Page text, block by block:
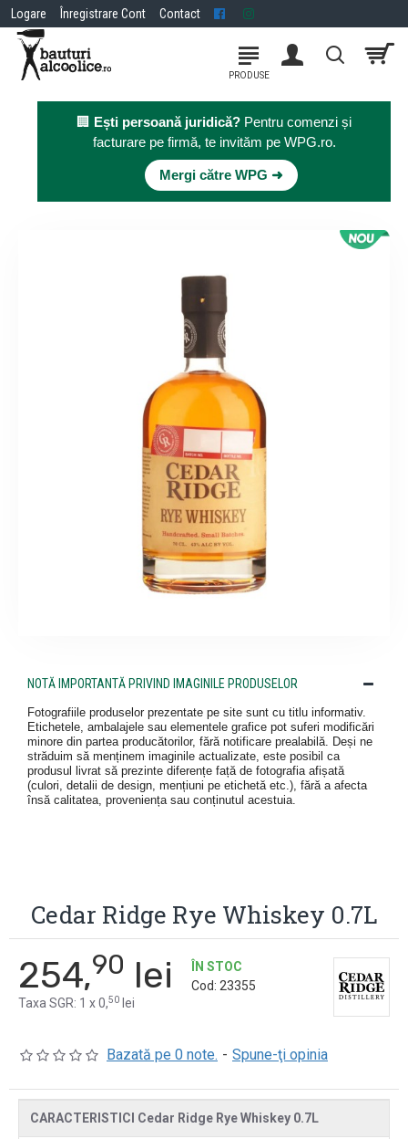
Logare Înregistrare Cont Contact
🏢 Ești persoană juridică? Pentru comenzi și
facturare pe firmă, te invităm pe WPG.ro.
Mergi către WPG ➜
NOTĂ IMPORTANTĂ PRIVIND IMAGINILE PRODUSELOR
Fotografiile produselor prezentate pe site sunt cu titlu informativ.
Etichetele, ambalajele sau elementele grafice pot suferi modificări
minore din partea producătorilor, fără notificare prealabilă. Deși ne
străduim să menținem imaginile actualizate, este posibil ca
produsul livrat să prezinte diferențe față de fotografia afișată
(culori, detalii de design, mențiuni pe etichetă etc.), fără a afecta
însă calitatea, proveniența sau conținutul acestuia.
Cedar Ridge Rye Whiskey 0.7L
Bazată pe 0 note. - Spune-ţi opinia
254,90 lei
Taxa SGR: 1 x 0,50 lei
ÎN STOC
Cod: 23355
CARACTERISTICI Cedar Ridge Rye Whiskey 0.7L